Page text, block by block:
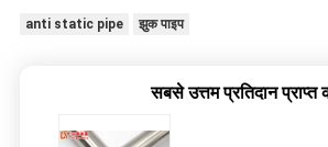
anti static pipe झुक पाइप
सबसे उत्तम प्रतिदान प्राप्त